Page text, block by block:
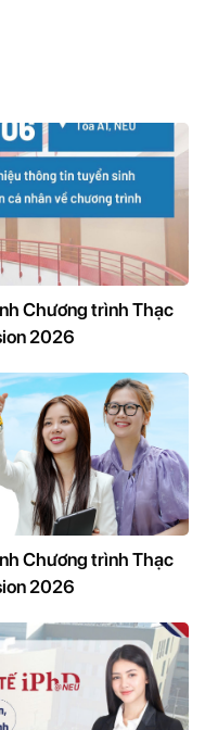
Chương trình Thạc
2026
Chương trình Thạc
2026